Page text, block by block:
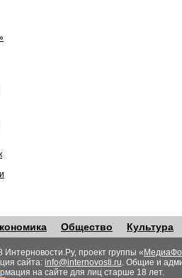
Общество Культура
Интерновости.Ру, проект группы «
сайта: info@internovosti.ru. Общие и
на сайте для лиц старше 18 лет.